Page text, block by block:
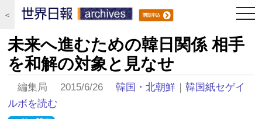
＜
未来へ進むための韓日関係 相手
を和解の対象と見なせ
編集局 2015/6/26韓国・北朝鮮 ｜韓国紙セゲイ
ルボを読む